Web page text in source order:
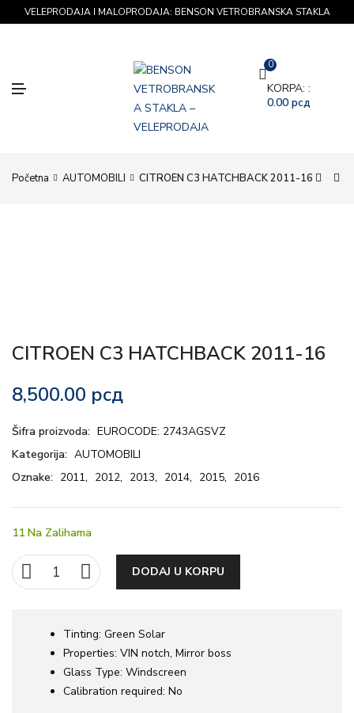
VELEPRODAJA I MALOPRODAJA: BENSON VETROBRANSKA STAKLA
0
KORPA: :
0.00 рсд
Početna AUTOMOBILI CITROEN C3 HATCHBACK 2011-16
CITROEN C3 HATCHBACK 2011-16
8,500.00 рсд
Šifra proizvoda: EUROCODE: 2743AGSVZ
Kategorija: AUTOMOBILI
Oznake: 2011, 2012, 2013, 2014, 2015, 2016
11 Na Zalihama
DODAJ U KORPU
Tinting: Green Solar
Properties: VIN notch, Mirror boss
Glass Type: Windscreen
Calibration required: No